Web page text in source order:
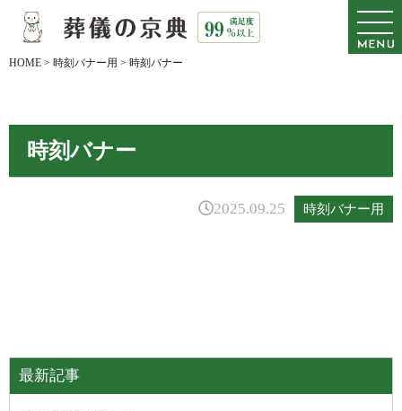
HOME > 時刻バナー用 > 時刻バナー
時刻バナー
2025.09.25 時刻バナー用
最新記事